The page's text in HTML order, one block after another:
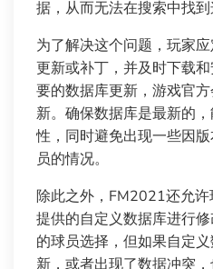
据，从而无法在搜索中找到
为了解决这个问题，玩家
更新或补丁，并及时下载
要的数据库更新，游戏官
新。确保数据库是最新的
性，同时避免出现一些因
员的情况。
除此之外，FM2021还允
提供的自定义数据库进行
的球员选择，但如果自定
新，或者出现了数据冲突